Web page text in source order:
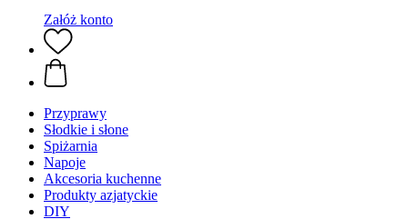
Załóż konto
Przyprawy
Słodkie i słone
Spiżarnia
Napoje
Akcesoria kuchenne
Produkty azjatyckie
DIY